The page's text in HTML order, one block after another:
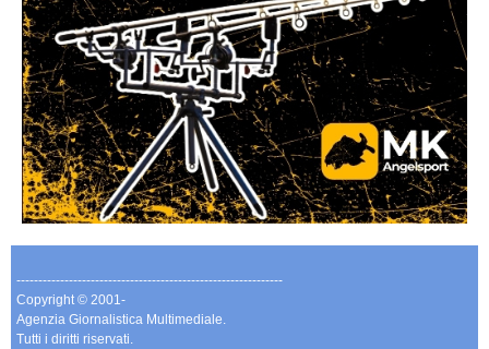
-------------------------------------------------------------
Copyright © 2001-
Agenzia Giornalistica Multimediale.
Tutti i diritti riservati.